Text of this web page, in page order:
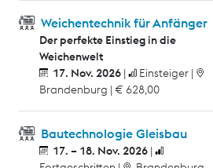
Weichentechnik für Anfänger
Der perfekte Einstieg in die
Weichenwelt
17. Nov. 2026
Einsteiger
Brandenburg € 628,00
Bautechnologie Gleisbau
17. – 18. Nov. 2026